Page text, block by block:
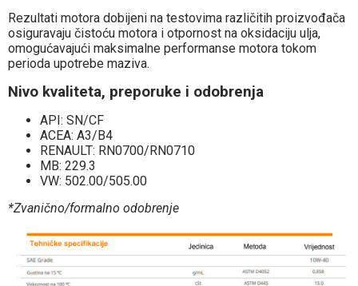
Rezultati motora dobijeni na testovima različitih proizvođača
osiguravaju čistoću motora i otpornost na oksidaciju ulja,
omogućavajući maksimalne performanse motora tokom
perioda upotrebe maziva.
Nivo kvaliteta, preporuke i odobrenja
API: SN/CF
ACEA: A3/B4
RENAULT: RN0700/RN0710
MB: 229.3
VW: 502.00/505.00
*Zvanično/formalno odobrenje